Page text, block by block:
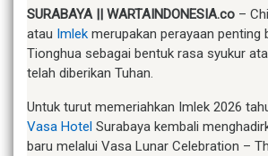
SURABAYA || WARTAINDONESIA.co –
atau Imlek merupakan perayaan penting
Tionghua sebagai bentuk rasa syukur
telah diberikan Tuhan.
Untuk turut memeriahkan Imlek 2026
Vasa Hotel Surabaya kembali
baru melalui Vasa Lunar Celebration –